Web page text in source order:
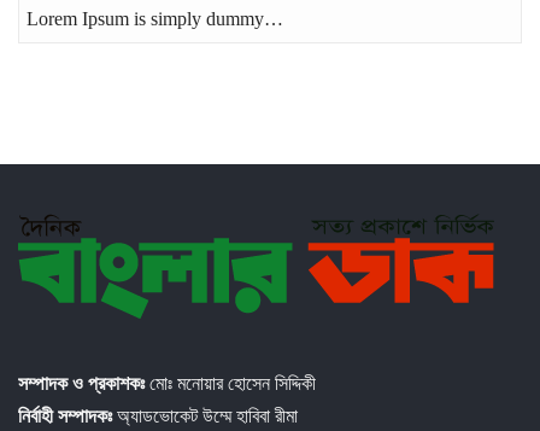
Lorem Ipsum is simply dummy…
সম্পাদক ও প্রকাশকঃমোঃ মনোয়ার হোসেন সিদ্দিকী
নির্বাহী সম্পাদকঃঅ্যাডভোকেট উম্মে হাবিবা রীমা